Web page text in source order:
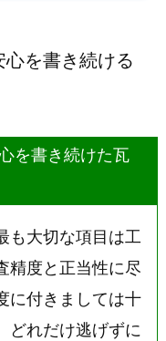
を書き続ける
を書き続けた瓦
も大切な項目は工
精度と正当性に尽
に付きましては十
どれだけ逃げずに